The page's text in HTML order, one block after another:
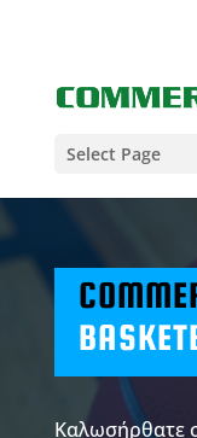
Select Page
Καλωσήρθατε